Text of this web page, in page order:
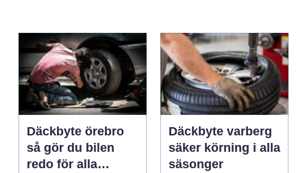
Däckbyte örebro
så gör du bilen
redo för alla
Däckbyte varberg
säker körning i alla
säsonger